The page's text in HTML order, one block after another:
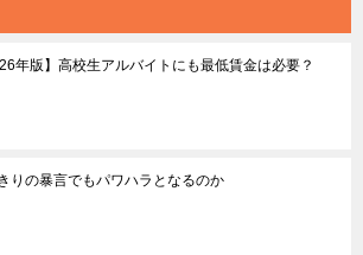
年版】高校生アルバイトにも最低賃金は必要？
りの暴言でもパワハラとなるのか